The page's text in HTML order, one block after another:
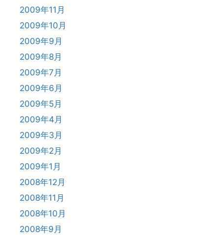
2009年11月
2009年10月
2009年9月
2009年8月
2009年7月
2009年6月
2009年5月
2009年4月
2009年3月
2009年2月
2009年1月
2008年12月
2008年11月
2008年10月
2008年9月